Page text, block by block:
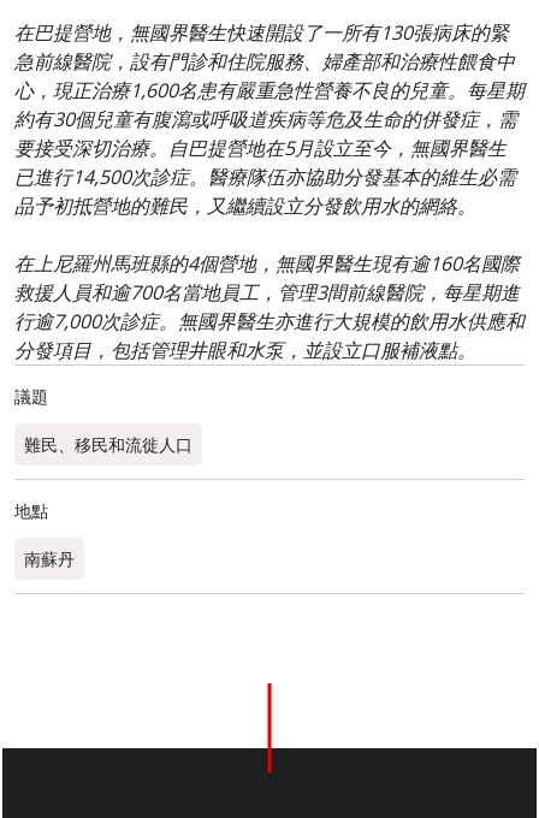
在巴提營地，無國界醫生快速開設了一所有130張病床的緊
急前線醫院，設有門診和住院服務、婦產部和治療性餵食中
心，現正治療1,600名患有嚴重急性營養不良的兒童。每星期
約有30個兒童有腹瀉或呼吸道疾病等危及生命的併發症，需
要接受深切治療。自巴提營地在5月設立至今，無國界醫生
已進行14,500次診症。醫療隊伍亦協助分發基本的維生必需
品予初抵營地的難民，又繼續設立分發飲用水的網絡。
在上尼羅州馬班縣的4個營地，無國界醫生現有逾160名國際
救援人員和逾700名當地員工，管理3間前線醫院，每星期進
行逾7,000次診症。無國界醫生亦進行大規模的飲用水供應和
分發項目，包括管理井眼和水泵，並設立口服補液點。
議題
難民、移民和流徙人口
地點
南蘇丹